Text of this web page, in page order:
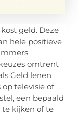
geld. Deze
hele positieve
omtrent
Geld lenen
televisie of
een bepaald
kijken of te